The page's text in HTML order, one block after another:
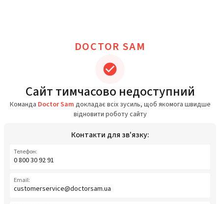
DOCTOR SAM
Сайт тимчасово недоступний
Команда Doctor Sam докладає всіх зусиль, щоб якомога швидше
відновити роботу сайту
Контакти для зв'язку:
Телефон:
0 800 30 92 91
Email:
customerservice@doctorsam.ua